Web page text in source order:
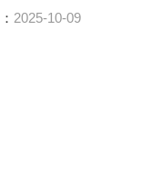
2025-10-09